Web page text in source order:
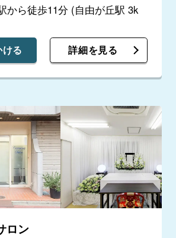
から徒歩11分 (自由が丘駅 3k
る 詳細を見る
ロン